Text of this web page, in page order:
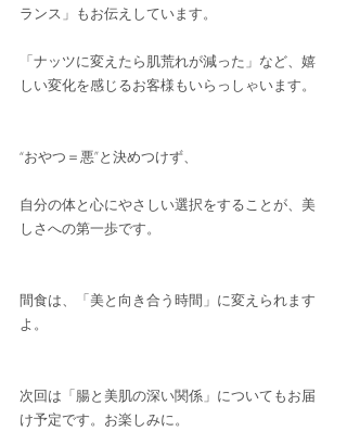
ランス」もお伝えしています。
「ナッツに変えたら肌荒れが減った」など、嬉
しい変化を感じるお客様もいらっしゃいます。
“おやつ＝悪”と決めつけず、
自分の体と心にやさしい選択をすることが、美
しさへの第一歩です。
間食は、「美と向き合う時間」に変えられます
よ。
次回は「腸と美肌の深い関係」についてもお届
け予定です。お楽しみに。